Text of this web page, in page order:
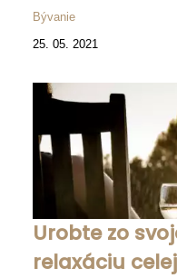
Bývanie
25. 05. 2021
Urobte zo
relaxáciu